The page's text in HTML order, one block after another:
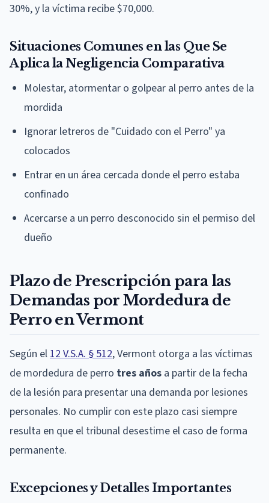
30%, y la víctima recibe $70,000.
Situaciones Comunes en las Que Se
Aplica la Negligencia Comparativa
Molestar, atormentar o golpear al perro antes de la
mordida
Ignorar letreros de "Cuidado con el Perro" ya
colocados
Entrar en un área cercada donde el perro estaba
confinado
Acercarse a un perro desconocido sin el permiso del
dueño
Plazo de Prescripción para las
Demandas por Mordedura de
Perro en Vermont
Según el 12 V.S.A. § 512, Vermont otorga a las víctimas
de mordedura de perro tres años a partir de la fecha
de la lesión para presentar una demanda por lesiones
personales. No cumplir con este plazo casi siempre
resulta en que el tribunal desestime el caso de forma
permanente.
Excepciones y Detalles Importantes